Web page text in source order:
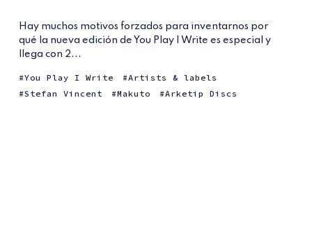
Hay muchos motivos forzados para inventarnos por
qué la nueva edición de You Play I Write es especial y
llega con 2...
You Play I Write
Artists & labels
Stefan Vincent
Makuto Arketip Discs